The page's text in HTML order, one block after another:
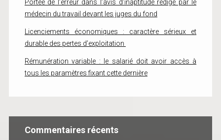
Portée de l’erreur dans l’avis d’inaptitude rédigé par le
médecin du travail devant les juges du fond
Licenciements économiques : caractère sérieux et
durable des pertes d’exploitation
Rémunération variable : le salarié doit avoir accès à
tous les paramètres fixant cette dernière
Commentaires récents